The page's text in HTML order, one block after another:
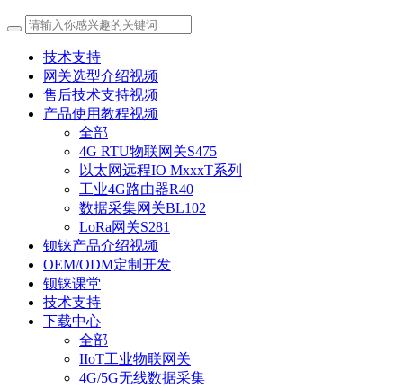
技术支持
网关选型介绍视频
售后技术支持视频
产品使用教程视频
全部
4G RTU物联网关S475
以太网远程IO MxxxT系列
工业4G路由器R40
数据采集网关BL102
LoRa网关S281
钡铼产品介绍视频
OEM/ODM定制开发
钡铼课堂
技术支持
下载中心
全部
IIoT工业物联网关
4G/5G无线数据采集